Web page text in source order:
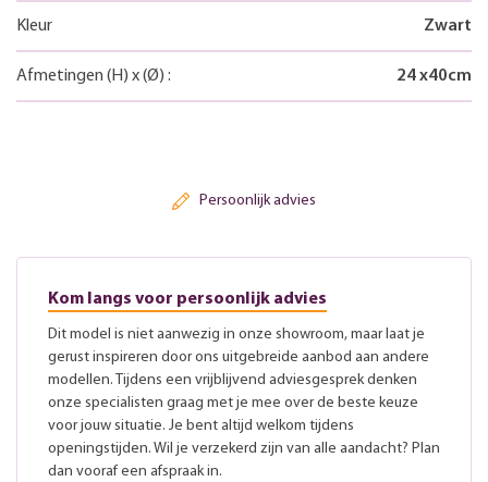
Kleur Zwart
Afmetingen (H) x(Ø) : 24x40cm
Persoonlijk advies
Kom langs voor persoonlijk advies
Dit model is niet aanwezig in onze showroom, maar laat je
gerust inspireren door ons uitgebreide aanbod aan andere
modellen. Tijdens een vrijblijvend adviesgesprek denken
onze specialisten graag met je mee over de beste keuze
voor jouw situatie. Je bent altijd welkom tijdens
openingstijden. Wil je verzekerd zijn van alle aandacht? Plan
dan vooraf een afspraak in.